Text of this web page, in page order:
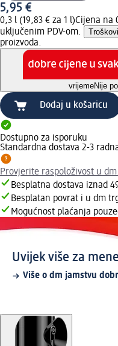
5,95 €
0,3 l (19,83 € za 1 l)Cijena na
uključenim PDV-om.
proizvoda.
vrijemeNije
Dodaj u košaricu
Dostupno za isporuku
Standardna dostava 2-3
Provjerite raspoloživost u
Besplatna dostava iznad
Besplatan povrat i u dm
Mogućnost plaćanja
Uvijek više za mene
Više o dm jamstvu